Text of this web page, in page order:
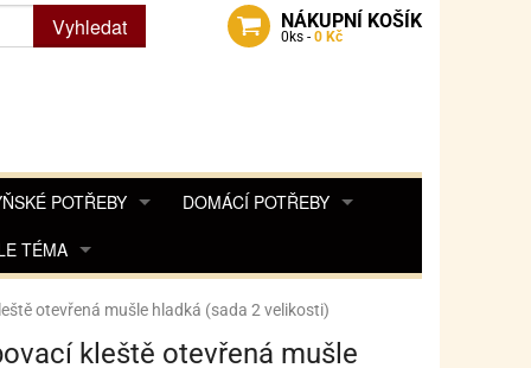
NÁKUPNÍ KOŠÍK
0 ks - 0 Kč
Vyhledat
POTŘEBY
KOŘENKY
DESINFEKCE, OCHRANA
KÁVOVARŮ
DOMÁCÍ POTŘEBY
DROBNOSTI DO DOMÁCNOSTI
KOŠÍKY
TÉMA
POHÁDKY A HRYPRO FANOUŠKY ANGRY BIRDS
PRO FANOUŠKY BARBIE
NAROZENINOVÉ SVÍČKY
otevřená mušle hladká (sada 2 velikosti)
kleště otevřená mušle